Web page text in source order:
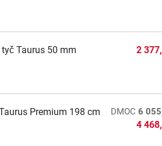
Taurus 50 mm 2 377,
Premium 198 cm DMOC 6
4 468,